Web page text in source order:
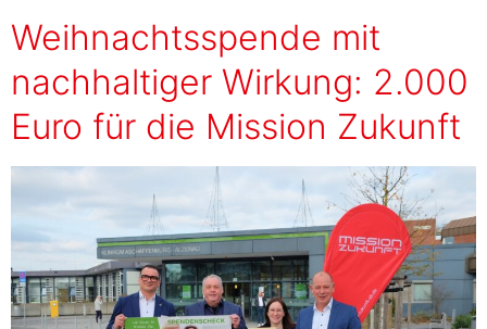
Weihnachtsspende mit
nachhaltiger Wirkung: 2.000
Euro für die Mission Zukunft